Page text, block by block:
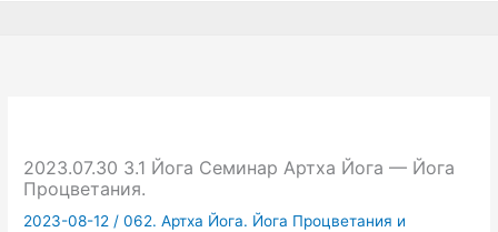
2023.07.30 3.1 Йога Семинар Артха Йога — Йога
Процветания.
2023-08-12 /062. Артха Йога. Йога Процветания и